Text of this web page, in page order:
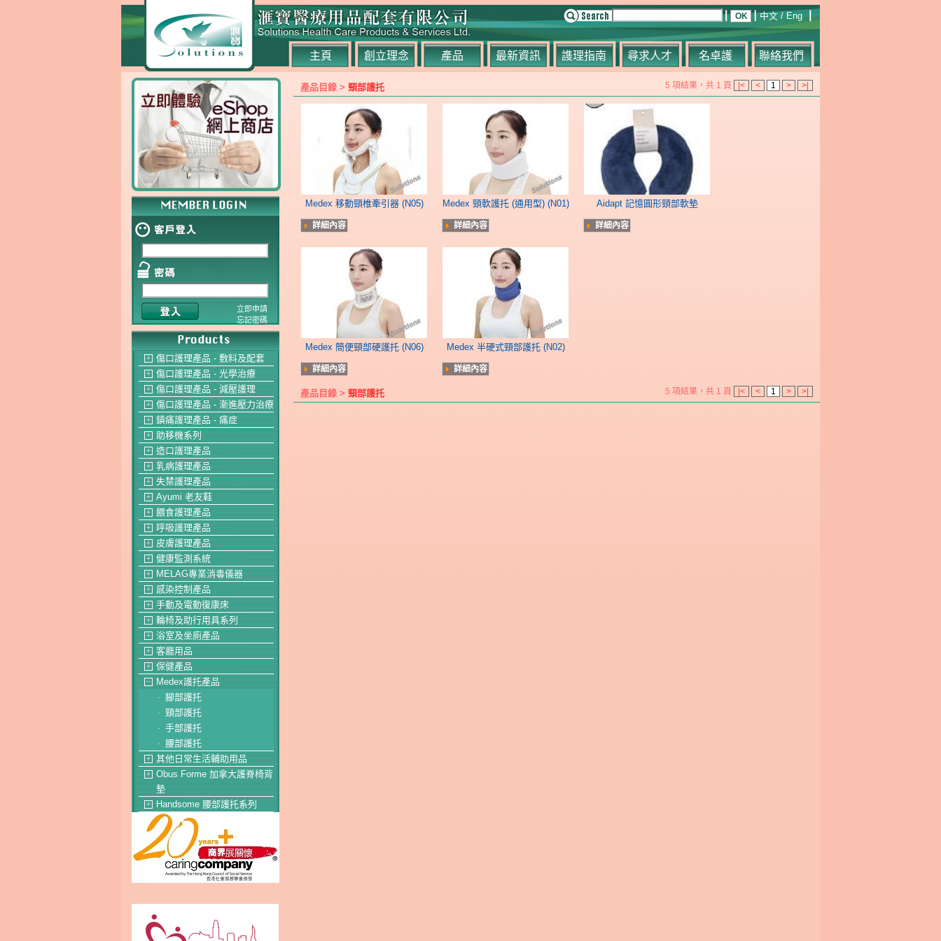
主頁 創立理念 產品 最新資訊 謢理指南 尋求人才 名卓護 聯絡我們
中文 /Eng
立即申請
忘記密碼
＋ 傷口護理產品 - 敷料及配套
＋ 傷口護理產品 - 光學治療
＋ 傷口護理產品 - 減壓護理
＋ 傷口護理產品 - 漸進壓力治療
＋ 鎮痛護理產品 - 痛症
＋ 助移機系列
＋ 造口護理產品
＋ 乳病護理產品
＋ 失禁護理產品
＋ Ayumi 老友鞋
＋ 餵食護理產品
＋ 呼吸護理產品
＋ 皮膚護理產品
＋ 健康監測系統
＋ MELAG專業消毒儀器
＋ 感染控制產品
＋ 手動及電動復康床
＋ 輪椅及助行用具系列
＋ 浴室及坐廁產品
＋ 客廳用品
＋ 保健產品
－ Medex護托產品
- 腳部護托
- 頸部護托
- 手部護托
- 腰部護托
＋ 其他日常生活輔助用品
＋
Obus Forme 加拿大護脊椅背
墊
＋ Handsome 腰部護托系列
5 項結果，共 1 頁 |< < 1 > >|
產品目錄 > 頸部護托
Medex 移動頸椎牽引器 (N05)
詳細內容
Medex 頸軟護托 (通用型) (N01)
詳細內容
Aidapt 記憶圓形頸部軟墊
詳細內容
Medex 簡便頸部硬護托 (N06)
詳細內容
Medex 半硬式頸部護托 (N02)
詳細內容
5 項結果，共 1 頁 |< < 1 > >|
產品目錄 > 頸部護托